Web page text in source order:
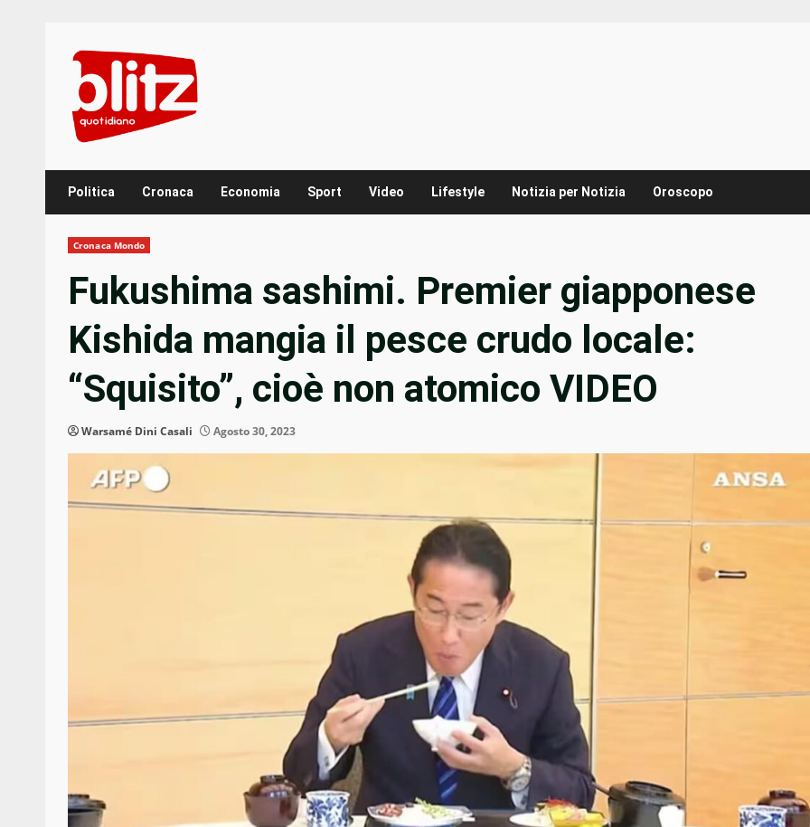
content
Politica Cronaca Economia Sport Video Lifestyle Notizia per Notizia Oroscopo
Cronaca Mondo
Fukushima sashimi. Premier giapponese
Kishida mangia il pesce crudo locale:
“Squisito”, cioè non atomico VIDEO
Warsamé Dini Casali Agosto 30, 2023